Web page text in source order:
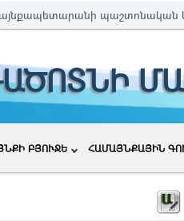
պաշտոնական
ԲՅՈՒՋԵ ՀԱՄԱՅՆՔԱՅԻՆ